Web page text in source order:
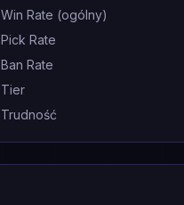
Win Rate (ogólny)
Pick Rate
Ban Rate
Tier
Trudność